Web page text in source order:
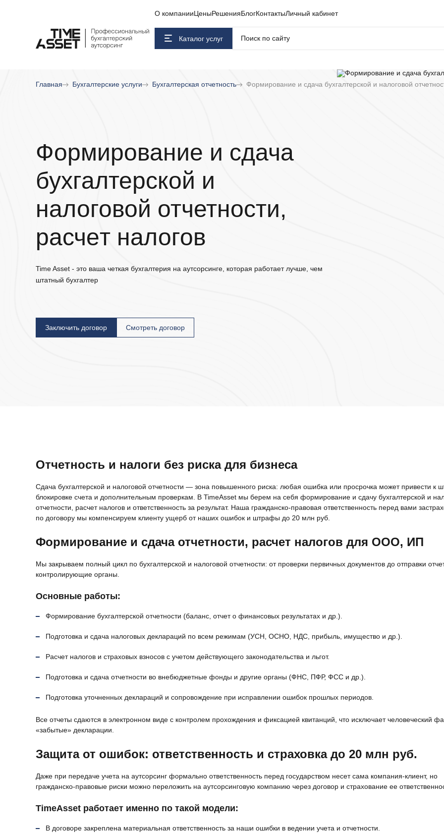
О компанииЦеныРешенияБлогКонтактыЛичный кабинет
Каталог услуг
Главная Бухгалтерские услуги Бухгалтерская отчетность Формирование и сдача бухгалтерской и налоговой
Формирование и сдача
бухгалтерской и
налоговой отчетности,
расчeт налогов
Time Asset - это ваша четкая бухгалтерия на аутсорсинге, которая работает лучше, чем
штатный бухгалтер
Заключить договор Смотреть договор
Отчетность и налоги без риска для бизнеса
Сдача бухгалтерской и налоговой отчетности — зона повышенного риска: любая ошибка или просрочка может привести к
блокировке счета и дополнительным проверкам. В TimeAsset мы берем на себя формирование и сдачу бухгалтерской и
отчетности, расчет налогов и ответственность за результат. Наша гражданско‑правовая ответственность перед вами
по договору мы компенсируем клиенту ущерб от наших ошибок и штрафы до 20 млн руб.
Формирование и сдача отчетности, расчет налогов для ООО, ИП
Мы закрываем полный цикл по бухгалтерской и налоговой отчетности: от проверки первичных документов до отправки
контролирующие органы.
Основные работы:
Формирование бухгалтерской отчетности (баланс, отчет о финансовых результатах и др.).
Подготовка и сдача налоговых деклараций по всем режимам (УСН, ОСНО, НДС, прибыль, имущество и др.).
Расчет налогов и страховых взносов с учетом действующего законодательства и льгот.
Подготовка и сдача отчетности во внебюджетные фонды и другие органы (ФНС, ПФР, ФСС и др.).
Подготовка уточненных деклараций и сопровождение при исправлении ошибок прошлых периодов.
Все отчеты сдаются в электронном виде с контролем прохождения и фиксацией квитанций, что исключает человеческий
«забытые» декларации.
Защита от ошибок: ответственность и страховка до 20 млн руб.
Даже при передаче учета на аутсорсинг формально ответственность перед государством несет сама компания‑клиент, но
гражданско‑правовые риски можно переложить на аутсорсинговую компанию через договор и страхование ее
TimeAsset работает именно по такой модели:
В договоре закреплена материальная ответственность за наши ошибки в ведении учета и отчетности.